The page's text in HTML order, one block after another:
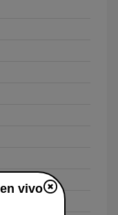
vivo